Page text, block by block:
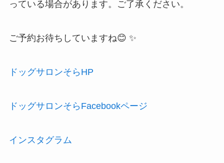
っている場合があります。ご了承ください。
ご予約お待ちしていますね😊 ✨
ドッグサロンそらHP
ドッグサロンそらFacebookページ
インスタグラム